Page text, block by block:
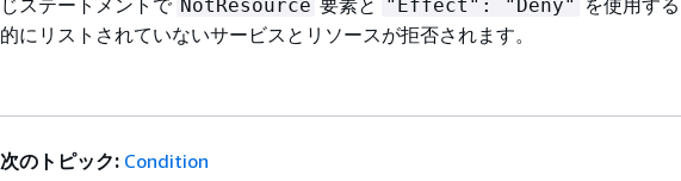
NotResource "Effect": "Deny"
的にリストされていないサービスとリソースが拒否されます。
次のトピック: Condition